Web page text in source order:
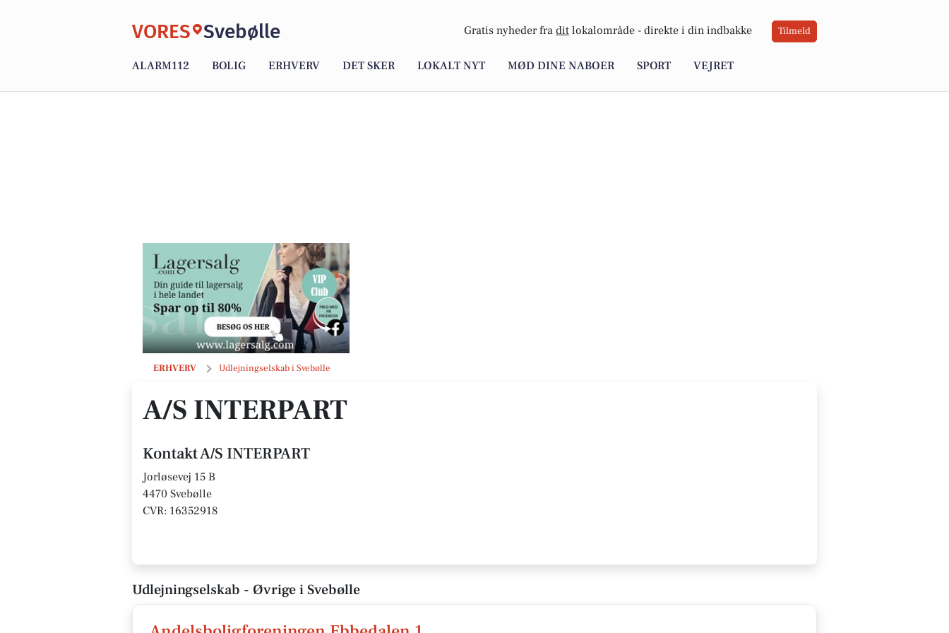
VORES Svebølle Gratis nyheder fra dit lokalområde - direkte i din indbakke Tilmeld
ALARM112 BOLIG ERHVERV DET SKER LOKALT NYT MØD DINE NABOER SPORT VEJRET
ERHVERV Udlejningselskab i Svebølle
A/S INTERPART
A/S INTERPART
Kontakt A/S INTERPART
Jorløsevej 15 B
4470 Svebølle
CVR: 16352918
Udlejningselskab - Øvrige i Svebølle